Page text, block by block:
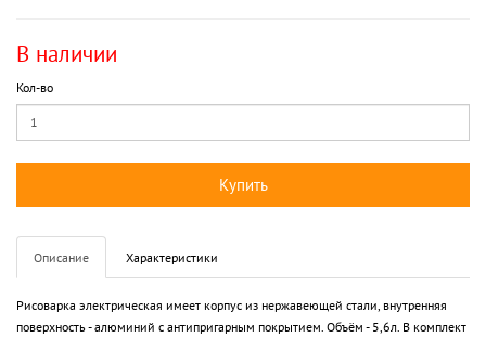
В наличии
Кол-во
Купить
Описание Характеристики
Рисоварка электрическая имеет корпус из нержавеющей стали, внутренняя
поверхность - алюминий с антипригарным покрытием. Объём - 5,6л. В комплект